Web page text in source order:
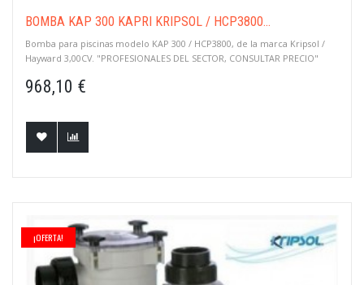
BOMBA KAP 300 KAPRI KRIPSOL / HCP3800...
Bomba para piscinas modelo KAP 300 / HCP3800, de la marca Kripsol /
Hayward 3,00CV. "PROFESIONALES DEL SECTOR, CONSULTAR PRECIO"
968,10 €
¡OFERTA!